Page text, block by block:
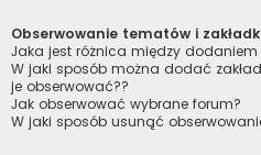
Obserwowanie tematów i
Jaka jest różnica między dodaniem
W jaki sposób można dodać
je obserwować??
Jak obserwować wybrane forum?
W jaki sposób usunąć